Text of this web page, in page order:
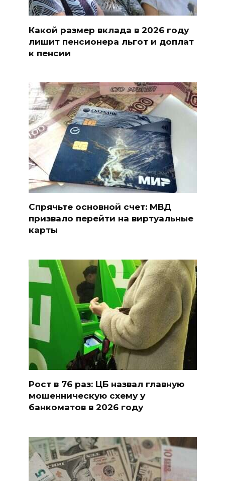
Какой размер вклада в 2026 году
лишит пенсионера льгот и доплат
к пенсии
Спрячьте основной счет: МВД
призвало перейти на виртуальные
карты
Рост в 76 раз: ЦБ назвал главную
мошенническую схему у
банкоматов в 2026 году